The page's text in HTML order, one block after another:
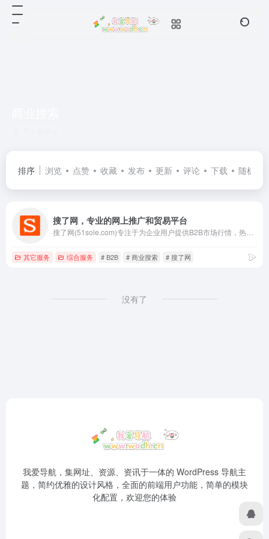
排序 浏览 点赞 收藏 发布 更新 评论 下载 随机
搜了网，专业的网上推广和贸易平台
其它服务 综合服务 # B2B # 商业搜索 # 搜了网
没有了
我爱导航，集网址、资源、资讯于一体的 WordPress 导航主
题，简约优雅的设计风格，全面的前端用户功能，简单的模块
化配置，欢迎您的体验